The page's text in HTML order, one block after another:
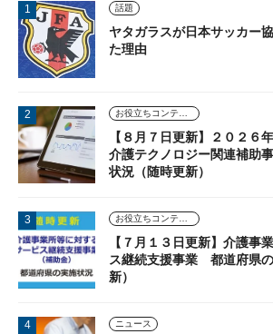
話題
ヤタガラスが日本サッカー
た理由
【８月７日更新】２０２６
介護テクノロジー関連補助
状況（随時更新）
【７月１３日更新】介護事
ス継続支援事業 都道府県
新）
ニュース